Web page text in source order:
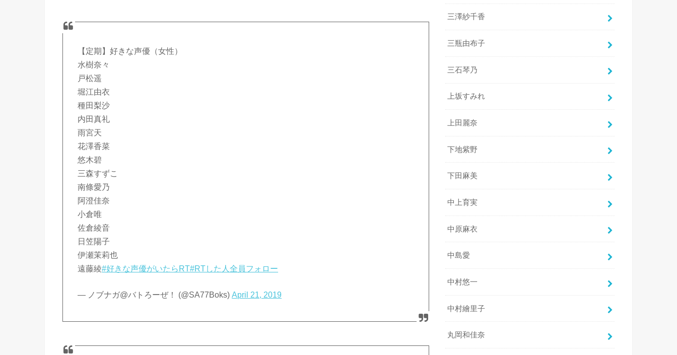
【定期】好きな声優（女性）
水樹奈々
戸松遥
堀江由衣
種田梨沙
内田真礼
雨宮天
花澤香菜
悠木碧
三森すずこ
南條愛乃
阿澄佳奈
小倉唯
佐倉綾音
日笠陽子
伊瀬茉莉也
遠藤綾#好きな声優がいたらRT#RTした人全員フォロー
— ノブナガ@バトろーぜ！ (@SA77Boks)April 21, 2019
三澤紗千香
三瓶由布子
三石琴乃
上坂すみれ
上田麗奈
下地紫野
下田麻美
中上育実
中原麻衣
中島愛
中村悠一
中村繪里子
丸岡和佳奈